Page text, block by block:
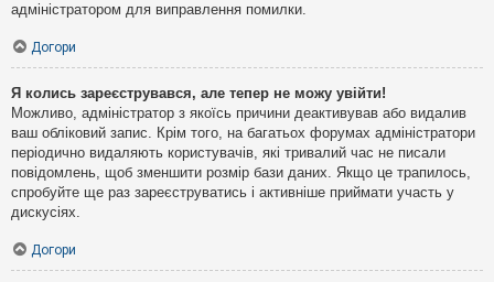
адміністратором для виправлення помилки.
Догори
Я колись зареєструвався, але тепер не можу увійти!
Можливо, адміністратор з якоїсь причини деактивував або видалив
ваш обліковий запис. Крім того, на багатьох форумах адміністратори
періодично видаляють користувачів, які тривалий час не писали
повідомлень, щоб зменшити розмір бази даних. Якщо це трапилось,
спробуйте ще раз зареєструватись і активніше приймати участь у
дискусіях.
Догори